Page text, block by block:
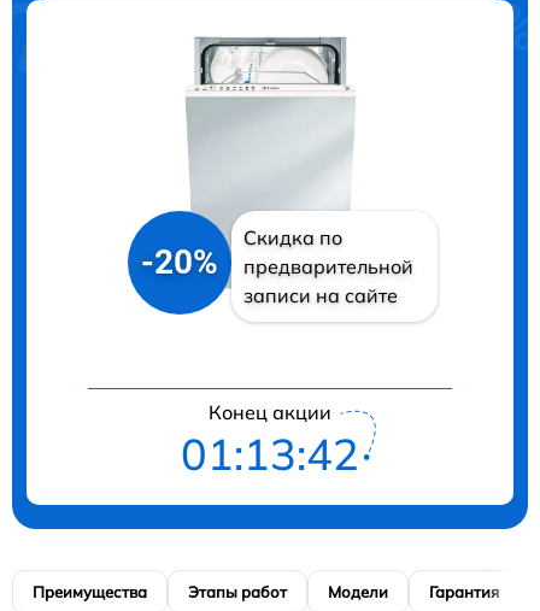
-20%
Скидка по
предварительной
записи на сайте
Конец акции
01:13:41
Преимущества Этапы работ Модели Гарантия